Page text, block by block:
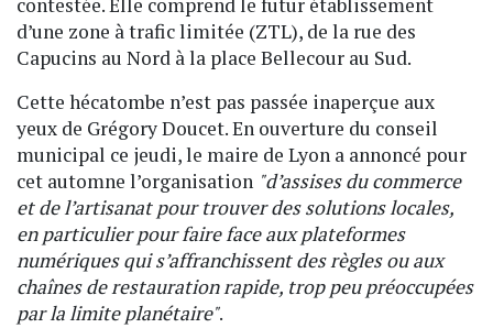
contestée. Elle comprend le futur établissement
d’une zone à trafic limitée (ZTL), de la rue des
Capucins au Nord à la place Bellecour au Sud.
Cette hécatombe n’est pas passée inaperçue aux
yeux de Grégory Doucet. En ouverture du conseil
municipal ce jeudi, le maire de Lyon a annoncé pour
cet automne l’organisation "d’assises du commerce
et de l’artisanat pour trouver des solutions locales,
en particulier pour faire face aux plateformes
numériques qui s’affranchissent des règles ou aux
chaînes de restauration rapide, trop peu préoccupées
par la limite planétaire".